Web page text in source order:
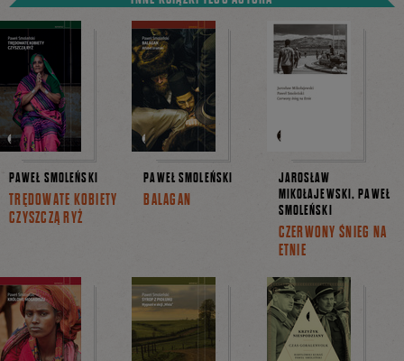
PAWEŁ SMOLEŃSKI
TRĘDOWATE KOBIETY
CZYSZCZĄ RYŻ
PAWEŁ SMOLEŃSKI
BALAGAN
JAROSŁAW
MIKOŁAJEWSKI, PAWEŁ
SMOLEŃSKI
CZERWONY ŚNIEG NA
ETNIE